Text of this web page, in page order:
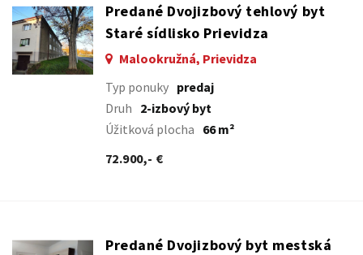
Predané Dvojizbový tehlový byt
Staré sídlisko Prievidza
Malookružná, Prievidza
Typ ponuky predaj
Druh 2-izbový byt
Úžitková plocha 66 m²
72.900,- €
Predané Dvojizbový byt mestská